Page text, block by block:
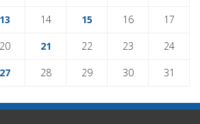
13 14 15 16 17
20 21 22 23 24
27 28 29 30
31